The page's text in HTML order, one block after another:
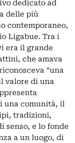
dedicato ad
delle più
contemporaneo,
Ligabue. Tra i
era il grande
che amava
“una
valore di una
una comunità, il
tradizioni,
senso, e lo fonde
a un luogo, di